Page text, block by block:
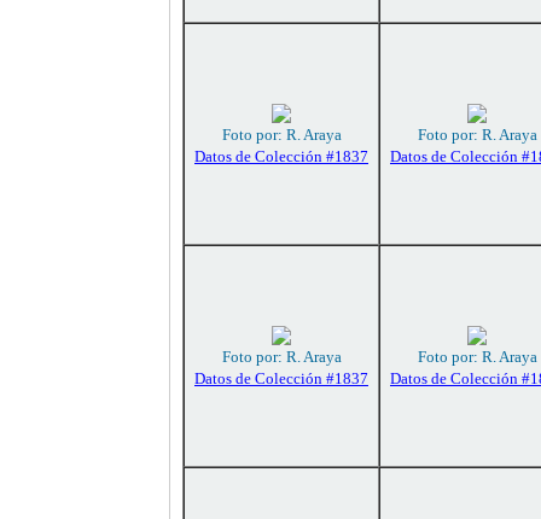
Foto por: R. Araya
Datos de Colección #1837
Foto por: R. Araya
Datos de Colección
Foto por: R. Araya
Datos de Colección #1837
Foto por: R. Araya
Datos de Colección